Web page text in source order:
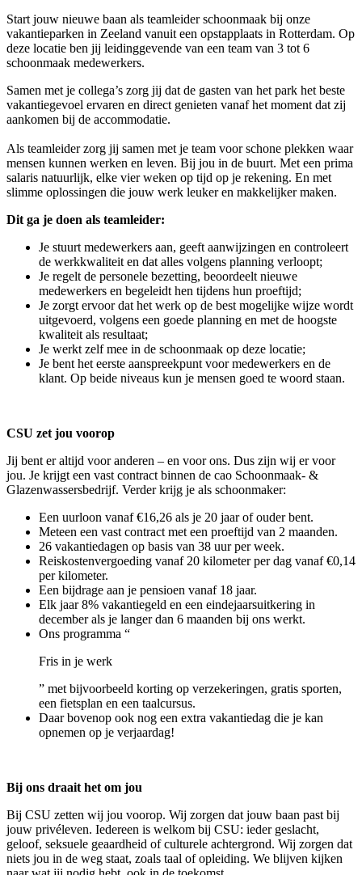
Start jouw nieuwe baan als teamleider schoonmaak bij onze
vakantieparken in Zeeland vanuit een opstapplaats in Rotterdam. Op
deze locatie ben jij leidinggevende van een team van 3 tot 6
schoonmaak medewerkers.
Samen met je collega’s zorg jij dat de gasten van het park het beste
vakantiegevoel ervaren en direct genieten vanaf het moment dat zij
aankomen bij de accommodatie.
Als teamleider zorg jij samen met je team voor schone plekken waar
mensen kunnen werken en leven. Bij jou in de buurt. Met een prima
salaris natuurlijk, elke vier weken op tijd op je rekening. En met
slimme oplossingen die jouw werk leuker en makkelijker maken.
Dit ga je doen als teamleider:
Je stuurt medewerkers aan, geeft aanwijzingen en controleert
de werkkwaliteit en dat alles volgens planning verloopt;
Je regelt de personele bezetting, beoordeelt nieuwe
medewerkers en begeleidt hen tijdens hun proeftijd;
Je zorgt ervoor dat het werk op de best mogelijke wijze wordt
uitgevoerd, volgens een goede planning en met de hoogste
kwaliteit als resultaat;
Je werkt zelf mee in de schoonmaak op deze locatie;
Je bent het eerste aanspreekpunt voor medewerkers en de
klant. Op beide niveaus kun je mensen goed te woord staan.
CSU zet jou voorop
Jij bent er altijd voor anderen – en voor ons. Dus zijn wij er voor
jou. Je krijgt een vast contract binnen de cao Schoonmaak- &
Glazenwassersbedrijf. Verder krijg je als schoonmaker:
Een uurloon vanaf €16,26 als je 20 jaar of ouder bent.
Meteen een vast contract met een proeftijd van 2 maanden.
26 vakantiedagen op basis van 38 uur per week.
Reiskostenvergoeding vanaf 20 kilometer per dag vanaf €0,14
per kilometer.
Een bijdrage aan je pensioen vanaf 18 jaar.
Elk jaar 8% vakantiegeld en een eindejaarsuitkering in
december als je langer dan 6 maanden bij ons werkt.
Ons programma “
Fris in je werk
” met bijvoorbeeld korting op verzekeringen, gratis sporten,
een fietsplan en een taalcursus.
Daar bovenop ook nog een extra vakantiedag die je kan
opnemen op je verjaardag!
Bij ons draait het om jou
Bij CSU zetten wij jou voorop. Wij zorgen dat jouw baan past bij
jouw privéleven. Iedereen is welkom bij CSU: ieder geslacht,
geloof, seksuele geaardheid of culturele achtergrond. Wij zorgen dat
niets jou in de weg staat, zoals taal of opleiding. We blijven kijken